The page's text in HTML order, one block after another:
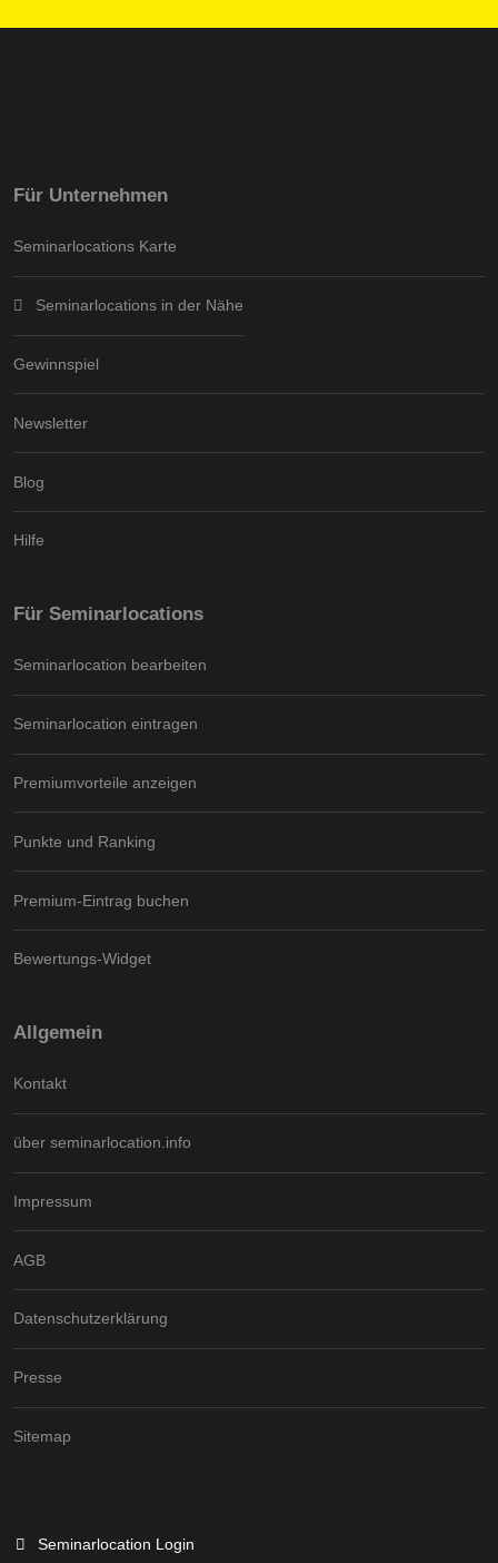
Für Unternehmen
Seminarlocations Karte
Seminarlocations in der Nähe
Gewinnspiel
Newsletter
Blog
Hilfe
Für Seminarlocations
Seminarlocation bearbeiten
Seminarlocation eintragen
Premiumvorteile anzeigen
Punkte und Ranking
Premium-Eintrag buchen
Bewertungs-Widget
Allgemein
Kontakt
über seminarlocation.info
Impressum
AGB
Datenschutzerklärung
Presse
Sitemap
Seminarlocation Login